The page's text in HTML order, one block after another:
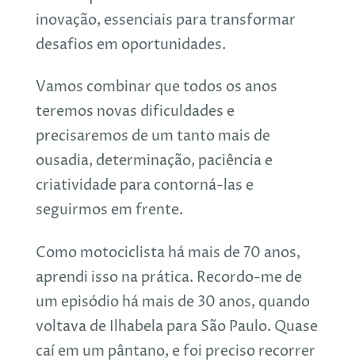
inovação, essenciais para transformar
desafios em oportunidades.
Vamos combinar que todos os anos
teremos novas dificuldades e
precisaremos de um tanto mais de
ousadia, determinação, paciência e
criatividade para contorná-las e
seguirmos em frente.
Como motociclista há mais de 70 anos,
aprendi isso na prática. Recordo-me de
um episódio há mais de 30 anos, quando
voltava de Ilhabela para São Paulo. Quase
caí em um pântano, e foi preciso recorrer